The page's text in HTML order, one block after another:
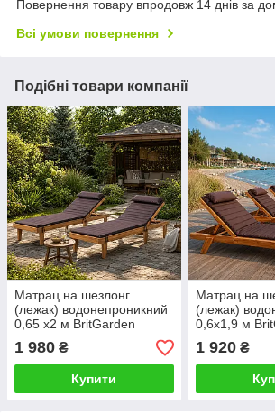
Повернення товару впродовж 14 днів за
Всі умови повернення
Подібні товари компанії
Матрац на шезлонг
(лежак) водонепроникний
0,65 х2 м BritGarden
коричневий з подушкою.
Матрац для шезлонгу
непромокальний
1 980 ₴
Купити
Матрац на
(лежак)
0,6х1,9 м
коричневий
Матрац для
1 920₴